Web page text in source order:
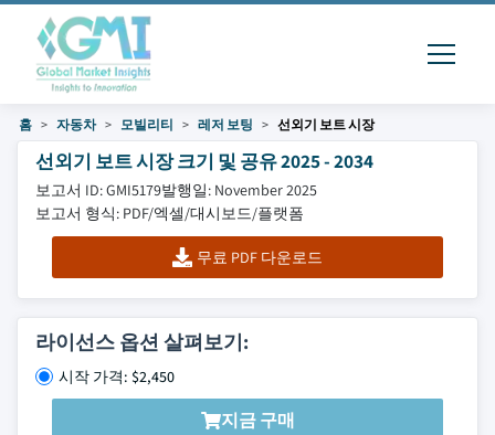
홈 자동차 모빌리티 레저 보팅 선외기 보트 시장
선외기 보트 시장 크기 및 공유 2025 - 2034
보고서 ID: GMI5179발행일: November 2025
보고서 형식: PDF/엑셀/대시보드/플랫폼
무료 PDF 다운로드
라이선스 옵션 살펴보기:
시작 가격: $2,450
지금 구매